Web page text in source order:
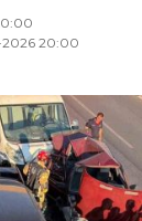
2026 20:00